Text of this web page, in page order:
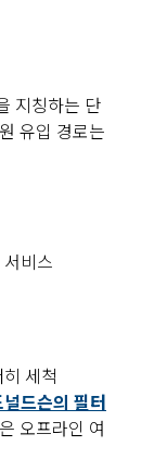
지칭하는 단
유입 경로는
비스
세척
드슨의 필터
오프라인 여